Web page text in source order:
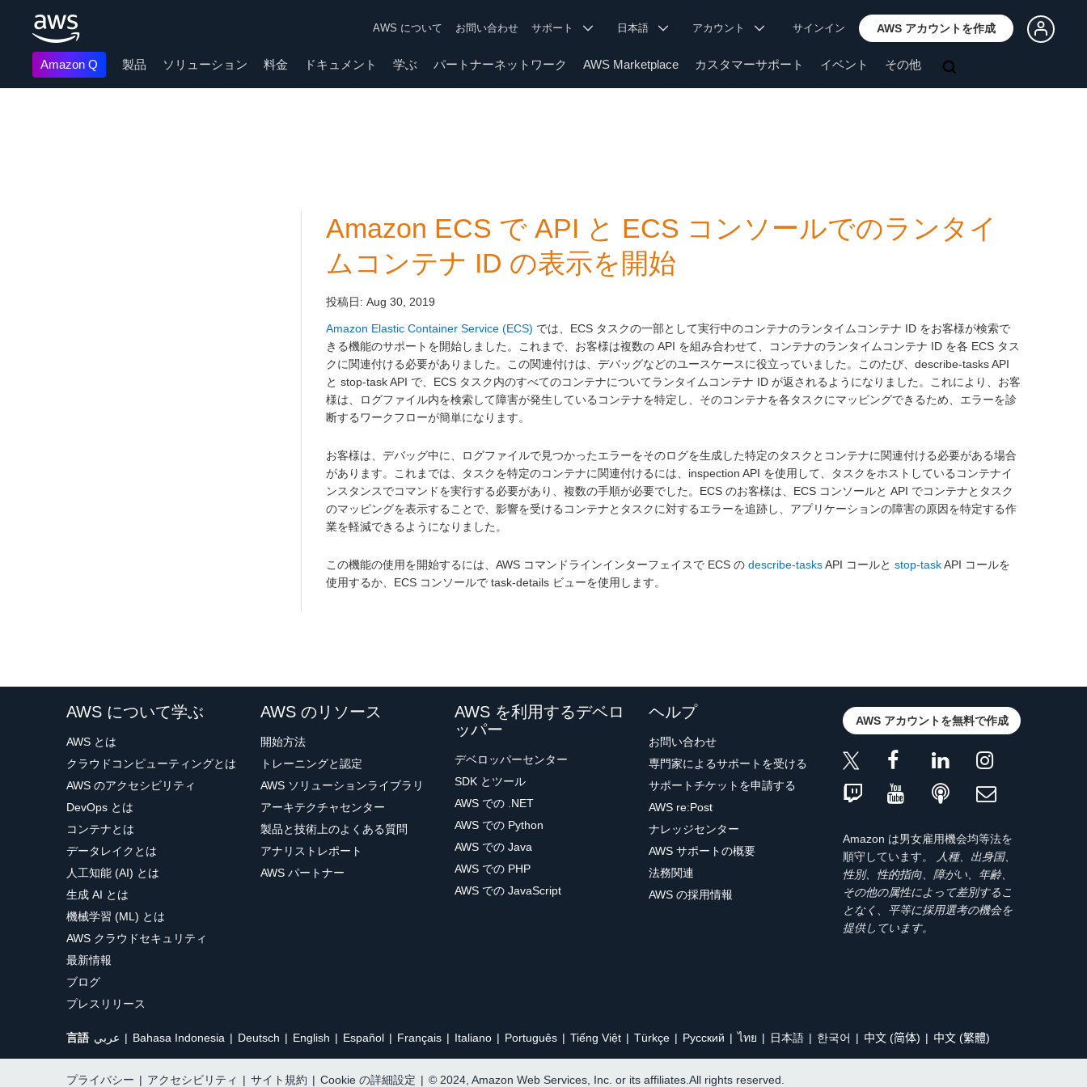
AWS について お問い合わせ サポート 日本語 アカウント サインイン AWS アカウントを作成
Amazon Q 製品 ソリューション 料金 ドキュメント 学ぶ パートナーネットワーク AWS Marketplace カスタマーサポート イベント その他
Amazon ECS で API と ECS コンソールでのランタイ
ムコンテナ ID の表示を開始
投稿日: Aug 30, 2019
Amazon Elastic Container Service (ECS) では、ECS タスクの一部として実行中のコンテナのランタイムコンテナ ID をお客様が検索で
きる機能のサポートを開始しました。これまで、お客様は複数の API を組み合わせて、コンテナのランタイムコンテナ ID を各 ECS タス
クに関連付ける必要がありました。この関連付けは、デバッグなどのユースケースに役立っていました。このたび、describe-tasks API
と stop-task API で、ECS タスク内のすべてのコンテナについてランタイムコンテナ ID が返されるようになりました。これにより、お客
様は、ログファイル内を検索して障害が発生しているコンテナを特定し、そのコンテナを各タスクにマッピングできるため、エラーを診
断するワークフローが簡単になります。
お客様は、デバッグ中に、ログファイルで見つかったエラーをそのログを生成した特定のタスクとコンテナに関連付ける必要がある場合
があります。これまでは、タスクを特定のコンテナに関連付けるには、inspection API を使用して、タスクをホストしているコンテナイ
ンスタンスでコマンドを実行する必要があり、複数の手順が必要でした。ECS のお客様は、ECS コンソールと API でコンテナとタスク
のマッピングを表示することで、影響を受けるコンテナとタスクに対するエラーを追跡し、アプリケーションの障害の原因を特定する作
業を軽減できるようになりました。
この機能の使用を開始するには、AWS コマンドラインインターフェイスで ECS の describe-tasksAPI コールと stop-taskAPI コールを
使用するか、ECS コンソールで task-details ビューを使用します。
AWS について学ぶ
AWS とは
クラウドコンピューティングとは
AWS のアクセシビリティ
DevOps とは
コンテナとは
データレイクとは
人工知能 (AI) とは
生成 AI とは
機械学習 (ML) とは
AWS クラウドセキュリティ
最新情報
ブログ
プレスリリース
AWS のリソース
開始方法
トレーニングと認定
AWS ソリューションライブラリ
アーキテクチャセンター
製品と技術上のよくある質問
アナリストレポート
AWS パートナー
AWS を利用するデベロ
ッパー
デベロッパーセンター
SDK とツール
AWS での .NET
AWS での Python
AWS での Java
AWS での PHP
AWS での JavaScript
ヘルプ
お問い合わせ
専門家によるサポートを受ける
サポートチケットを申請する
AWS re:Post
ナレッジセンター
AWS サポートの概要
法務関連
AWS の採用情報
AWS アカウントを無料で作成
Amazon は男女雇用機会均等法を
順守しています。
人種、出身国、
性別、性的指向、障がい、年齢、
その他の属性によって差別するこ
となく、平等に採用選考の機会を
提供しています。
言語 عربي Bahasa Indonesia Deutsch English Español Français Italiano Português Tiếng Việt Türkçe Ρусский ไทย 日本語 한국어 中文 (简体) 中文 (繁體)
プライバシー | アクセシビリティ | サイト規約 | Cookie の詳細設定 | © 2024, Amazon Web Services, Inc. or its affiliates.All rights reserved.